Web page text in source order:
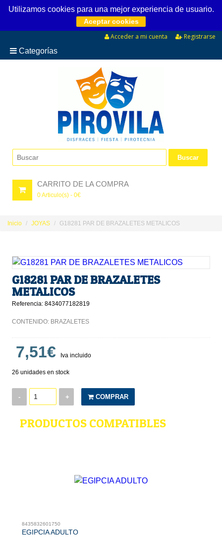
Utilizamos cookies para una mejor experiencia de usuario.
Aceptar cookies
Acceder a mi cuenta
Registrarse
Categorías
CARRITO DE LA COMPRA
0Articulo(s) - 0€
Inicio JOYAS G18281 PAR DE BRAZALETES METALICOS
G18281 PAR DE BRAZALETES
METALICOS
Referencia: 8434077182819
CONTENIDO: BRAZALETES
7,51€ Iva incluido
26 unidades en stock
- + COMPRAR
PRODUCTOS COMPATIBLES
8435832601750
EGIPCIA ADULTO